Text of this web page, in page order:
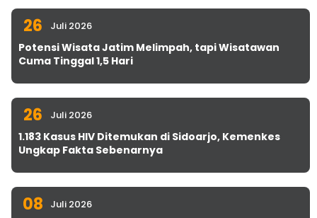
26 Juli 2026
Potensi Wisata Jatim Melimpah, tapi Wisatawan
Cuma Tinggal 1,5 Hari
26 Juli 2026
1.183 Kasus HIV Ditemukan di Sidoarjo, Kemenkes
Ungkap Fakta Sebenarnya
08 Juli 2026